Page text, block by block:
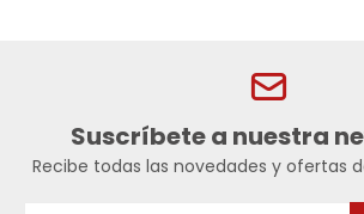
Suscríbete a nuestra
Recibe todas las novedades y ofertas